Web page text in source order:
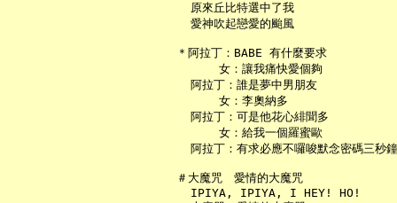
     原來丘比特選中了我
     愛神吹起戀愛的颱風
   ＊阿拉丁：BABE 有什麼要求
         女：讓我痛快愛個夠
     阿拉丁：誰是夢中男朋友
         女：李奧納多
     阿拉丁：可是他花心緋聞多
         女：給我一個羅蜜歐
     阿拉丁：有求必應不囉唆默念密碼三秒鐘
   ＃大魔咒　愛情的大魔咒
     IPIYA, IPIYA, I HEY! HO!